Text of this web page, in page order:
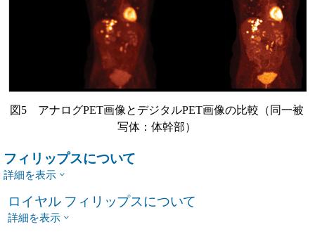
図5 アナログPET画像とデジタルPET画像の比較（同一被
写体：体幹部）
フィリップスについて
詳細を表示
ロイヤル フィリップスについて
詳細を表示